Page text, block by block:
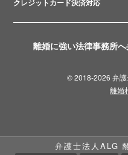
離婚に強い法律事務所
クレジットカード決済対応
© 2018-2026 弁
離婚
弁護士法人ALG